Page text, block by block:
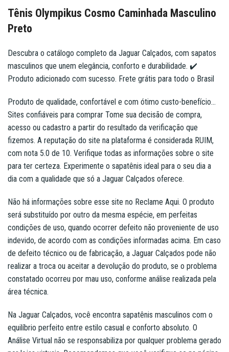
Tênis Olympikus Cosmo Caminhada Masculino
Preto
Descubra o catálogo completo da Jaguar Calçados, com sapatos
masculinos que unem elegância, conforto e durabilidade. ✔️
Produto adicionado com sucesso. Frete grátis para todo o Brasil
Produto de qualidade, confortável e com ótimo custo-benefício…
Sites confiáveis para comprar Tome sua decisão de compra,
acesso ou cadastro a partir do resultado da verificação que
fizemos. A reputação do site na plataforma é considerada RUIM,
com nota 5.0 de 10. Verifique todas as informações sobre o site
para ter certeza. Experimente o sapatênis ideal para o seu dia a
dia com a qualidade que só a Jaguar Calçados oferece.
Não há informações sobre esse site no Reclame Aqui. O produto
será substituído por outro da mesma espécie, em perfeitas
condições de uso, quando ocorrer defeito não proveniente de uso
indevido, de acordo com as condições informadas acima. Em caso
de defeito técnico ou de fabricação, a Jaguar Calçados pode não
realizar a troca ou aceitar a devolução do produto, se o problema
constatado ocorreu por mau uso, conforme análise realizada pela
área técnica.
Na Jaguar Calçados, você encontra sapatênis masculinos com o
equilíbrio perfeito entre estilo casual e conforto absoluto. O
Análise Virtual não se responsabiliza por qualquer problema gerado